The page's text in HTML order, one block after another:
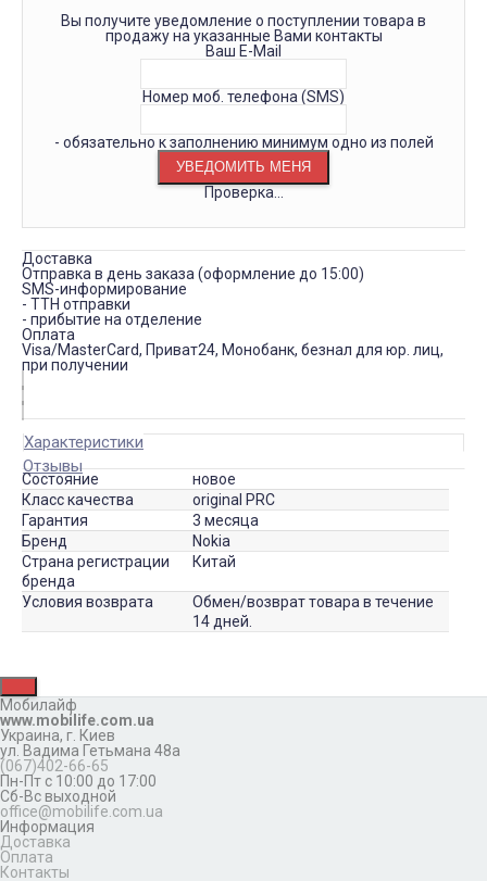
Вы получите уведомление о поступлении товара в
продажу на указанные Вами контакты
Ваш E-Mail
Номер моб. телефона (SMS)
- обязательно к заполнению минимум одно из полей
Проверка...
Доставка
Отправка в день заказа (оформление до 15:00)
SMS-информирование
- ТТН отправки
- прибытие на отделение
Оплата
Visa/MasterCard, Приват24, Монобанк, безнал для юр. лиц,
при получении
Характеристики
Отзывы
Состояние
новое
Класс качества
original PRC
Гарантия
3 месяца
Бренд
Nokia
Страна регистрации
бренда
Китай
Условия возврата
Обмен/возврат товара в течение
14 дней.
Мобилайф
www.mobilife.com.ua
Украина, г. Киев
ул. Вадима Гетьмана 48а
(067)402-66-65
Пн-Пт с 10:00 до 17:00
Сб-Вс выходной
office@mobilife.com.ua
Информация
Доставка
Оплата
Контакты